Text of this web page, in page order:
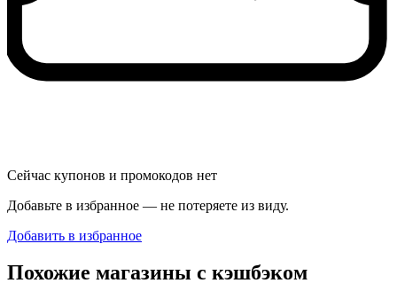
Сейчас купонов и промокодов нет
Добавьте в избранное — не потеряете из виду.
Добавить в избранное
Похожие магазины с кэшбэком